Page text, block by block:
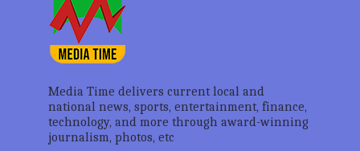
Media Time delivers current local and
national news, sports, entertainment, finance,
technology, and more through award-winning
journalism, photos, etc